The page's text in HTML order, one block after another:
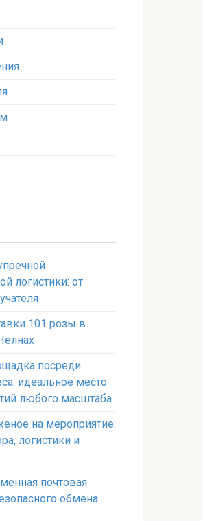
логистики: от
101 розы в
посреди
идеальное место
любого масштаба
на мероприятие:
логистики и
почтовая
обмена